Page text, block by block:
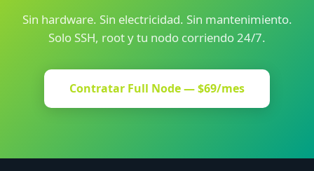
Sin hardware. Sin electricidad. Sin mantenimiento.
Solo SSH, root y tu nodo corriendo 24/7.
Contratar Full Node — $69/mes